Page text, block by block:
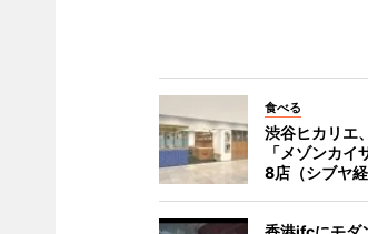
食べる
渋谷ヒカリエ
「メゾンカ
8店（シブヤ経